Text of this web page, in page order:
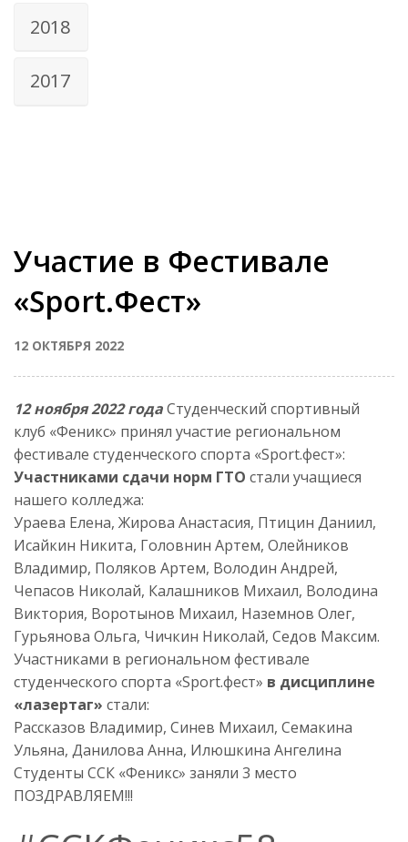
2018
2017
Участие в Фестивале
«Sport.Фест»
12 ОКТЯБРЯ 2022
12 ноября 2022 годаСтуденческий спортивный
клуб «Феникс» принял участие региональном
фестивале студенческого спорта «Sport.фест»:
Участниками сдачи норм ГТО стали учащиеся
нашего колледжа:
Ураева Елена, Жирова Анастасия, Птицин Даниил,
Исайкин Никита, Головнин Артем, Олейников
Владимир, Поляков Артем, Володин Андрей,
Чепасов Николай, Калашников Михаил, Володина
Виктория, Воротынов Михаил, Наземнов Олег,
Гурьянова Ольга, Чичкин Николай, Седов Максим.
Участниками в региональном фестивале
студенческого спорта «Sport.фест» в дисциплине
«лазертаг» стали:
Рассказов Владимир, Синев Михаил, Семакина
Ульяна, Данилова Анна, Илюшкина Ангелина
Студенты ССК «Феникс» заняли 3 место
ПОЗДРАВЛЯЕМ!!!